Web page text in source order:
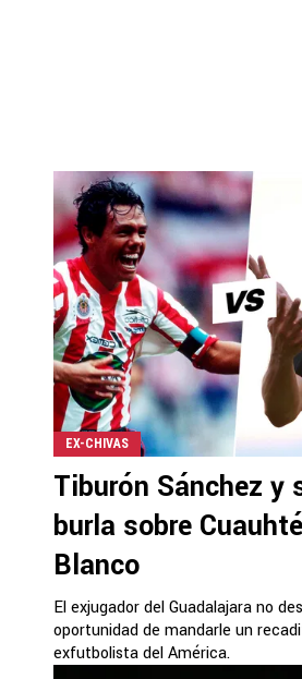
EX-CHIVAS
Tiburón Sánchez y
burla sobre
Blanco
El exjugador del Guadalajara no
oportunidad de mandarle un
exfutbolista del América.